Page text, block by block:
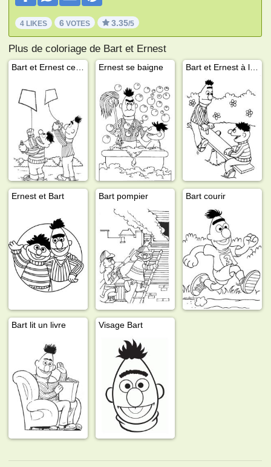
4 LIKES 6 VOTES 3.35/5
Plus de coloriage de Bart et Ernest
Ernest se baigne
Ernest et Bart Bart pompier Bart courir
Bart lit un livre Visage Bart